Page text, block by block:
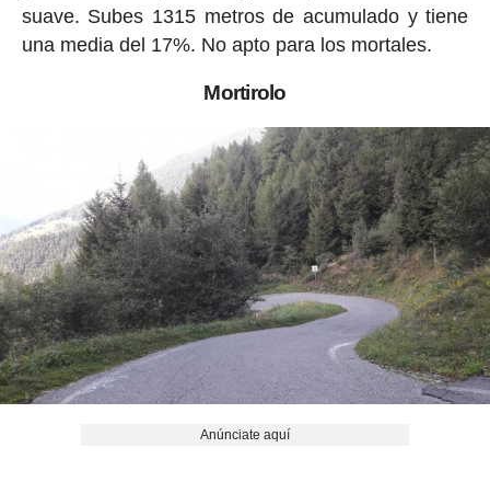
suave. Subes 1315 metros de acumulado y tiene
una media del 17%. No apto para los mortales.
Mortirolo
Anúnciate aquí